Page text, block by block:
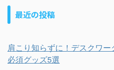
最近の投稿
肩こり知らずに！デスクワ
必須グッズ5選